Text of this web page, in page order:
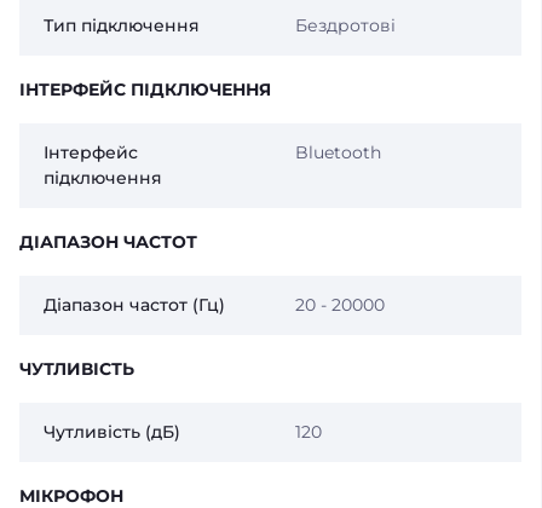
Тип підключення Бездротові
ІНТЕРФЕЙС ПІДКЛЮЧЕННЯ
Інтерфейс
підключення
Bluetooth
ДІАПАЗОН ЧАСТОТ
Діапазон частот (Гц) 20 - 20000
ЧУТЛИВІСТЬ
Чутливість (дБ) 120
МІКРОФОН